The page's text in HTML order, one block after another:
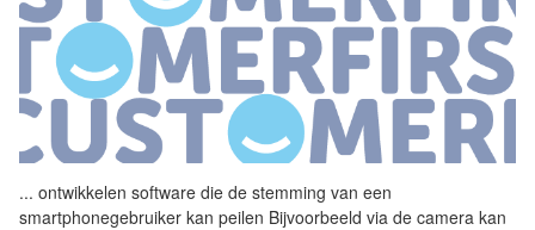
... ontwikkelen software die de stemming van een
smartphonegebruiker kan peilen Bijvoorbeeld via de camera kan